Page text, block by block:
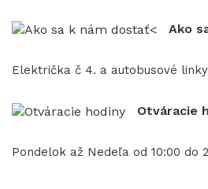
Ako
Električka č 4. a autobusové
Otváracie
Pondelok až Nedeľa od 10:00 do